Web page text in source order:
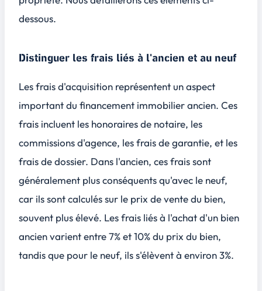
dessous.
Distinguer les frais liés à l'ancien et au neuf
Les frais d'acquisition représentent un aspect
important du financement immobilier ancien. Ces
frais incluent les honoraires de notaire, les
commissions d'agence, les frais de garantie, et les
frais de dossier. Dans l'ancien, ces frais sont
généralement plus conséquents qu'avec le neuf,
car ils sont calculés sur le prix de vente du bien,
souvent plus élevé. Les frais liés à l'achat d'un bien
ancien varient entre 7% et 10% du prix du bien,
tandis que pour le neuf, ils s'élèvent à environ 3%.